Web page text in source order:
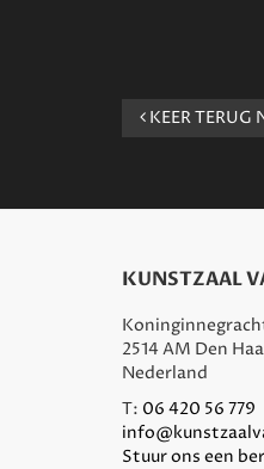
KEER TERUG
KUNSTZAAL
2514 AM Den
Nederland
T: 06 420 56 779
Stuur ons een